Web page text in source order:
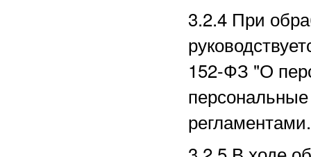
3.2.4 При
152-ФЗ "О
регламентами.